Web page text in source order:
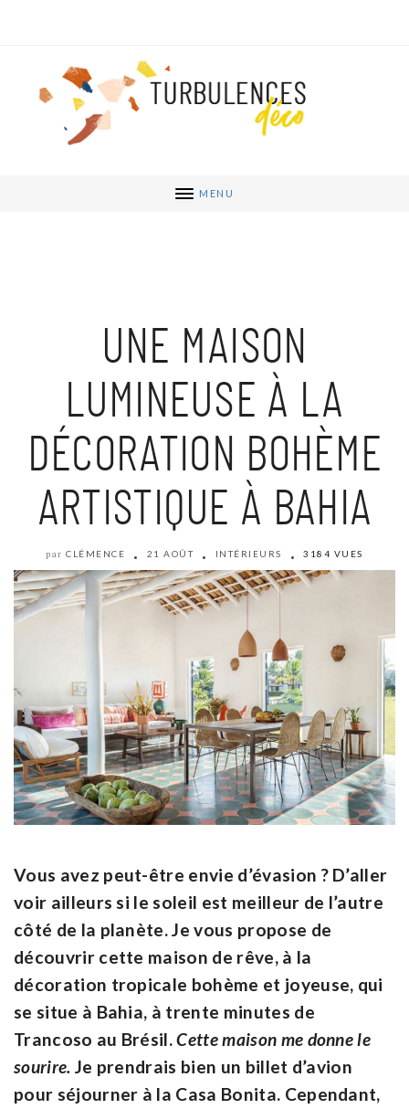
MENU
UNE MAISON
LUMINEUSE À LA
DÉCORATION BOHÈME
ARTISTIQUE À BAHIA
par CLÉMENCE 21 AOÛT INTÉRIEURS 3184 VUES
Vous avez peut-être envie d’évasion ? D’aller
voir ailleurs si le soleil est meilleur de l’autre
côté de la planète. Je vous propose de
découvrir cette maison de rêve, à la
décoration tropicale bohème et joyeuse, qui
se situe à Bahia, à trente minutes de
Trancoso au Brésil.Cette maison me donne le
sourire. Je prendrais bien un billet d’avion
pour séjourner à la Casa Bonita. Cependant,